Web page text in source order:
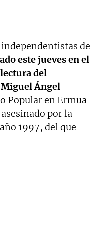
de
este jueves en el
del
Ángel
Popular en Ermua
por la
1997, del que